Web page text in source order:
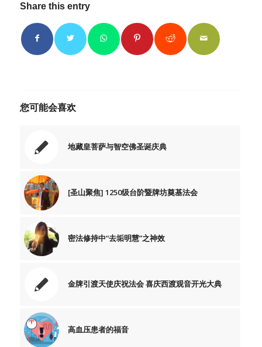
Share this entry
您可能会喜欢
地藏皇菩萨与智空佛圣诞庆典
[圣山聚焦] 1250级台阶暨牌坊奠基法会
密法修持中“去垢明慧”之神效
金牌引渡天使庆祝法会 喜庆西渡观音开光大典
高血压患者的福音